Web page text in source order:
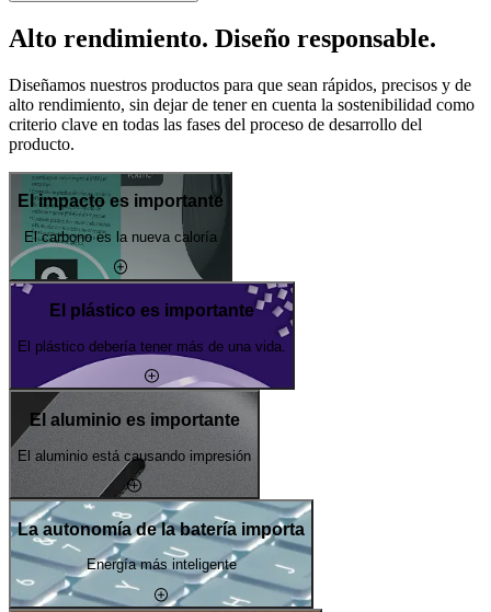
Alto rendimiento. Diseño responsable.
Diseñamos nuestros productos para que sean rápidos, precisos y de
alto rendimiento, sin dejar de tener en cuenta la sostenibilidad como
criterio clave en todas las fases del proceso de desarrollo del
producto.
El impacto es importante
El carbono es la nueva caloría
El plástico es importante
El plástico debería tener más de una vida.
El aluminio es importante
El aluminio está causando impresión
La autonomía de la batería importa
Energía más inteligente